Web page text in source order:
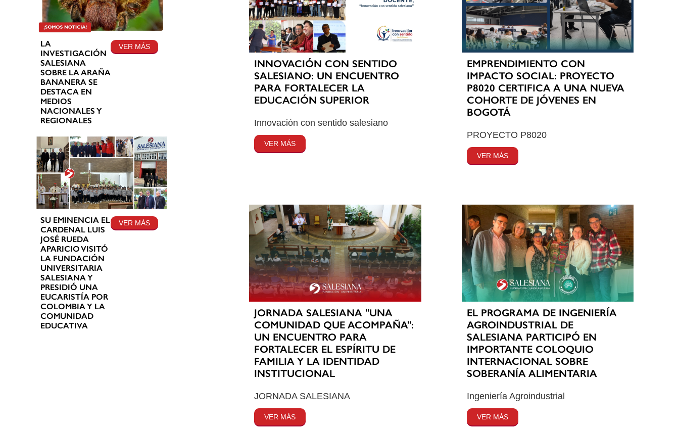
LA
INVESTIGACIÓN
SALESIANA
SOBRE LA ARAÑA
BANANERA SE
DESTACA EN
MEDIOS
NACIONALES Y
REGIONALES
VER MÁS
SU EMINENCIA EL
CARDENAL LUIS
JOSÉ RUEDA
APARICIO VISITÓ
LA FUNDACIÓN
UNIVERSITARIA
SALESIANA Y
PRESIDIÓ UNA
EUCARISTÍA POR
COLOMBIA Y LA
COMUNIDAD
EDUCATIVA
VER MÁS
INNOVACIÓN CON SENTIDO
SALESIANO: UN ENCUENTRO
PARA FORTALECER LA
EDUCACIÓN SUPERIOR
Innovación con sentido salesiano
VER MÁS
EMPRENDIMIENTO CON
IMPACTO SOCIAL: PROYECTO
P8020 CERTIFICA A UNA NUEVA
COHORTE DE JÓVENES EN
BOGOTÁ
PROYECTO P8020
VER MÁS
JORNADA SALESIANA "UNA
COMUNIDAD QUE ACOMPAÑA":
UN ENCUENTRO PARA
FORTALECER EL ESPÍRITU DE
FAMILIA Y LA IDENTIDAD
INSTITUCIONAL
JORNADA SALESIANA
VER MÁS
EL PROGRAMA DE INGENIERÍA
AGROINDUSTRIAL DE
SALESIANA PARTICIPÓ EN
IMPORTANTE COLOQUIO
INTERNACIONAL SOBRE
SOBERANÍA ALIMENTARIA
Ingeniería Agroindustrial
VER MÁS